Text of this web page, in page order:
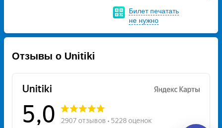
Билет печатать
не нужно
Отзывы о Unitiki